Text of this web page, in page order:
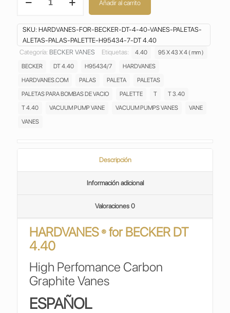
DT
4.40
VANES
ALETAS
PALAS
PALETTE
VACIO
Añadir al carrito
SKU: HARDVANES-FOR-BECKER-DT-4-40-VANES-PALETAS-
ALETAS-PALAS-PALETTE-H95434-7-DT 4.40
Categoría: BECKER VANES Etiquetas: 4.40
95 X 43 X 4 ( mm )
BECKER
DT 4.40 H95434/7
HARDVANES
HARDVANES.COM
PALAS PALETA
PALETAS
PALETAS PARA BOMBAS DE VACIO
PALETTE T
T 3.40
T 4.40
VACUUM PUMP VANE VACUUM PUMPS VANES
VANE
VANES
Descripción
Información adicional
Valoraciones 0
HARDVANES ® forBECKER DT
4.40
High Perfomance Carbon
Graphite Vanes
ESPAÑOL